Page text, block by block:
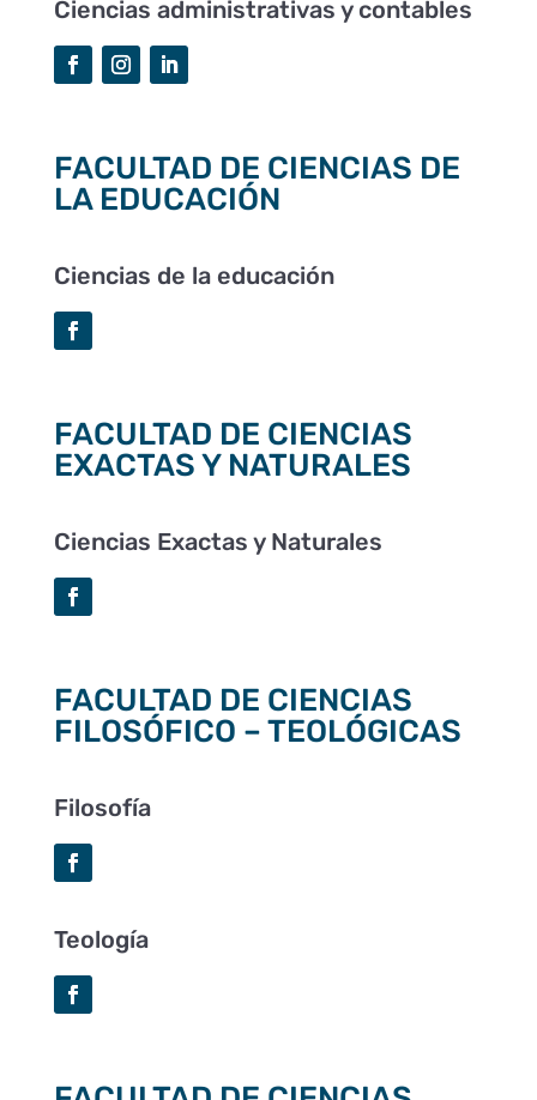
Ciencias administrativas y contables
FACULTAD DE CIENCIAS DE
LA EDUCACIÓN
Ciencias de la educación
FACULTAD DE CIENCIAS
EXACTAS Y NATURALES
Ciencias Exactas y Naturales
FACULTAD DE CIENCIAS
FILOSÓFICO – TEOLÓGICAS
Filosofía
Teología